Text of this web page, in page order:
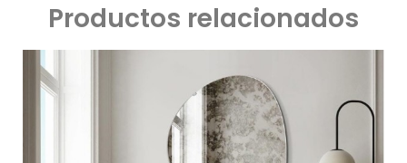
Productos relacionados